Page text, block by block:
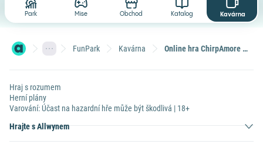
Park Mise Obchod Katalog
FunPark Kavárna Online hra ChirpAmore plní sny: Martina ovládla ptačí říši a odnesla si z ní pohádkový 2001násobek
Hraj s rozumem
Herní plány
Varování: Účast na hazardní hře může být škodlivá | 18+
Hrajte s Allwynem